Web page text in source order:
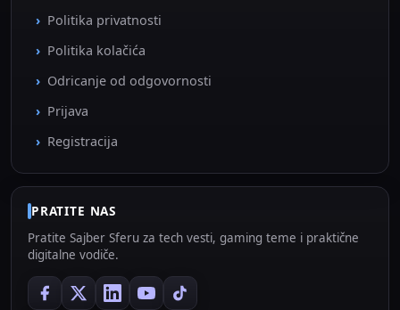
Politika privatnosti
Politika kolačića
Odricanje od odgovornosti
Prijava
Registracija
PRATITE NAS
Pratite Sajber Sferu za tech vesti, gaming teme i praktične
digitalne vodiče.